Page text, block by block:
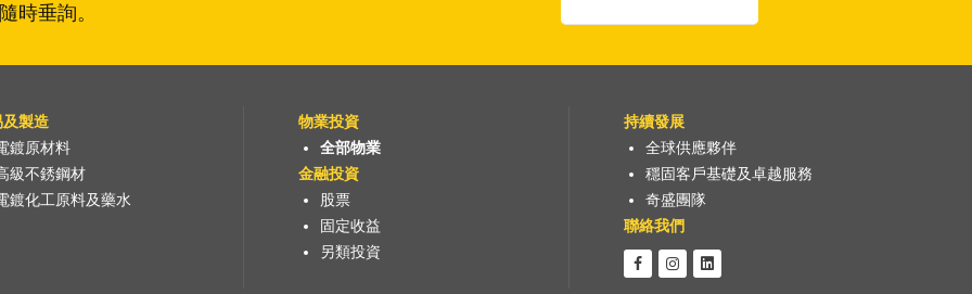
時垂詢。
及製造
鍍原材料
級不銹鋼材
鍍化工原料及藥水
物業投資
全部物業
金融投資
股票
固定收益
另類投資
持續發展
全球供應夥伴
穩固客戶基礎及卓越服務
奇盛團隊
聯絡我們